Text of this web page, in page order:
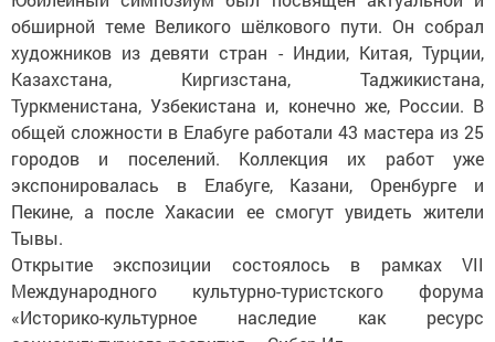
обширной теме Великого шёлкового пути. Он собрал
художников из девяти стран - Индии, Китая, Турции,
Казахстана, Киргизстана, Таджикистана,
Туркменистана, Узбекистана и, конечно же, России. В
общей сложности в Елабуге работали 43 мастера из 25
городов и поселений. Коллекция их работ уже
экспонировалась в Елабуге, Казани, Оренбурге и
Пекине, а после Хакасии ее смогут увидеть жители
Тывы.
Открытие экспозиции состоялось в рамках VII
Международного культурно-туристского форума
«Историко-культурное наследие как ресурс